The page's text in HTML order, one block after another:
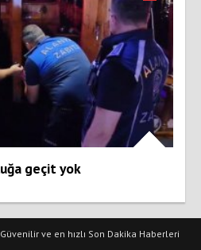
geçit yok
ve en hızlı Son Dakika Haberleri